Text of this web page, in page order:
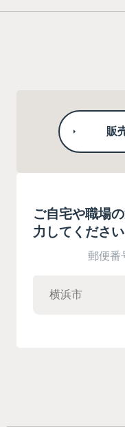
販
ご自宅や職場
力してください
郵便番